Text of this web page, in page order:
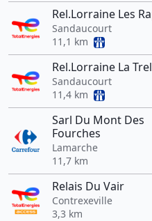
Rel.Lorraine Les
Sandaucourt
11,1 km
Rel.Lorraine La
Sandaucourt
11,4 km
Sarl Du Mont Des
Fourches
Lamarche
11,7 km
Relais Du Vair
Contrexeville
3,3 km